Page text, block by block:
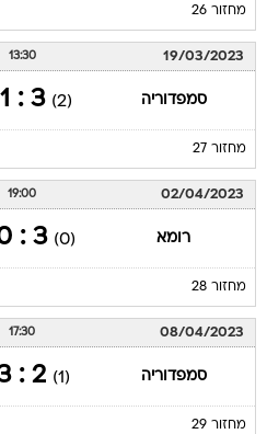
מחזור 26
19/03/2023
13:30
סמפדוריה (2)
3 : 1
מחזור 27
02/04/2023
19:00
רומא (0)
3 : 0
מחזור 28
08/04/2023
17:30
סמפדוריה (1)
2 : 3
מחזור 29